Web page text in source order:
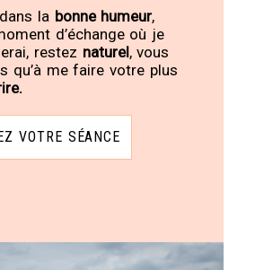
la bonne humeur,
d’échange où je
restez naturel, vous
qu’à me faire votre plus
VOTRE SÉANCE